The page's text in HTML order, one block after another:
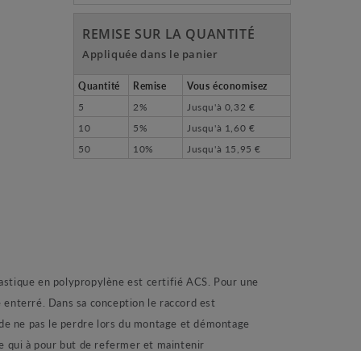
REMISE SUR LA QUANTITÉ
Appliquée dans le panier
Quantité Remise
Vous économisez
5
2% Jusqu'à 0,32 €
10
5% Jusqu'à 1,60 €
50
10% Jusqu'à 15,95 €
en polypropylène est certifié ACS. Pour une
Dans sa conception le raccord est
ne pas le perdre lors du montage et démontage
qui à pour but de refermer et maintenir